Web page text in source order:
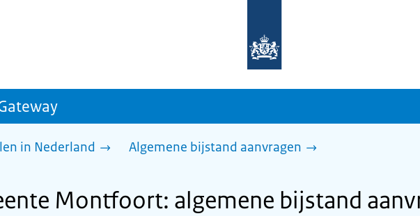
homepage
sdg.rijksoverheid.nl
in Nederland Algemene bijstand aanvragen
Montfoort: algemene bijstand